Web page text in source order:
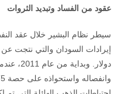
عقود من الفساد وتبديد الثروات
دولار.